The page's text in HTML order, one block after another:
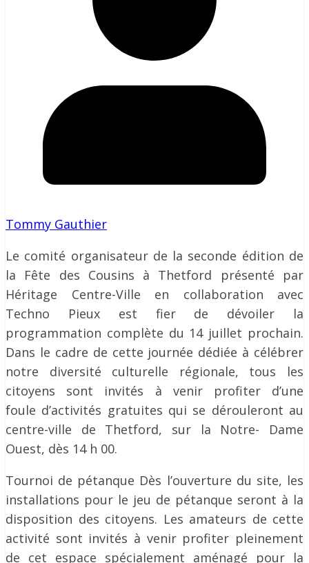
Tommy Gauthier
Le comité organisateur de la seconde édition de
la Fête des Cousins à Thetford présenté par
Héritage Centre-Ville en collaboration avec
Techno Pieux est fier de dévoiler la
programmation complète du 14 juillet prochain.
Dans le cadre de cette journée dédiée à célébrer
notre diversité culturelle régionale, tous les
citoyens sont invités à venir profiter d’une
foule d’activités gratuites qui se dérouleront au
centre-ville de Thetford, sur la Notre- Dame
Ouest, dès 14 h 00.
Tournoi de pétanque Dès l’ouverture du site, les
installations pour le jeu de pétanque seront à la
disposition des citoyens. Les amateurs de cette
activité sont invités à venir profiter pleinement
de cet espace spécialement aménagé pour la